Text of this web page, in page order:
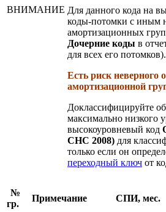
ВНИМАНИЕ Для данного кода на
коды-потомки с иным
амортизационных
Дочерние коды в
для всех его потомков).
Есть риск неверного
амортизационной
Доклассифицируйте
максимально низкого
высокоуровневый код
СНС 2008) для
только если он
переходный ключ от
№
гр.
Примечание СПИ, мес.